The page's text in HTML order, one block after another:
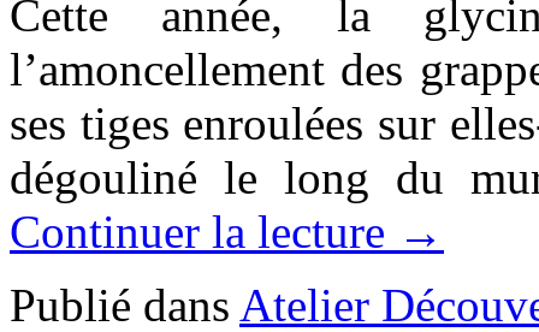
Cette année, la
l’amoncellement des
ses tiges enroulées sur
dégouliné le long du
Continuer la lecture →
Publié dans Atelier